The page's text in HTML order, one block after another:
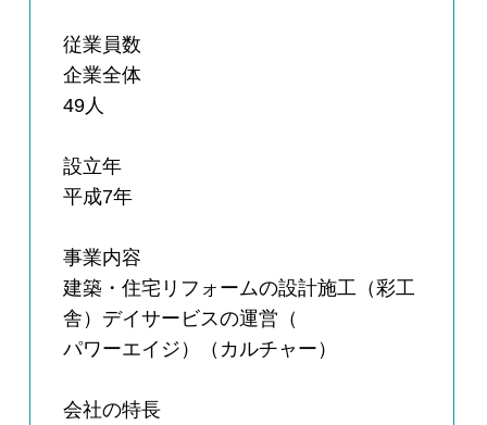
従業員数
企業全体
49人
設立年
平成7年
事業内容
建築・住宅リフォームの設計施工（彩工
舎）デイサービスの運営（
パワーエイジ）（カルチャー）
会社の特長